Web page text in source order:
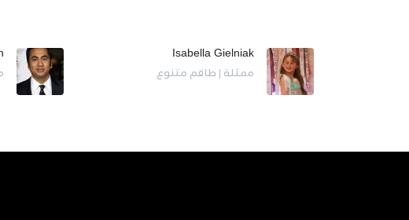
Isabella Gielniak
ممثلة | طاقم متنوع